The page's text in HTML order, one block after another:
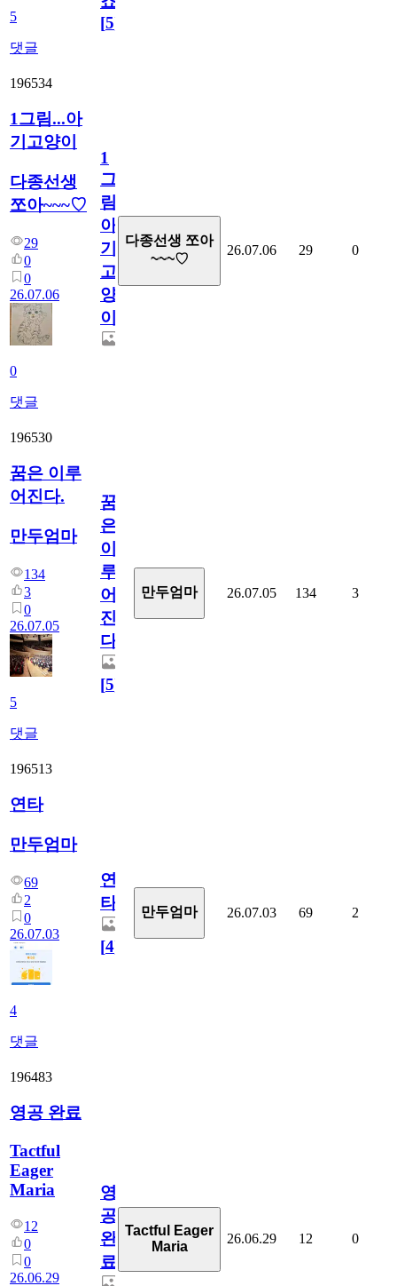
5
댓글
[5]
196534
1그림...아
기고양이
다종선생
쪼아~~~♡
29
0
0
26.07.06
0
댓글
1
그
림...
아
기
고
양
이
다종선생 쪼아
~~~♡
26.07.06 29 0
196530
꿈은 이루
어진다.
만두엄마
134
3
0
26.07.05
5
댓글
꿈
은
이
루
어
진
다.
[5]
만두엄마 26.07.05 134 3
196513
연타
만두엄마
69
2
0
26.07.03
4
댓글
연
타
[4]
만두엄마 26.07.03 69 2
196483
영공 완료
Tactful
Eager
Maria
12
0
0
26.06.29
영
공
완
료
Tactful Eager
Maria
26.06.29 12 0